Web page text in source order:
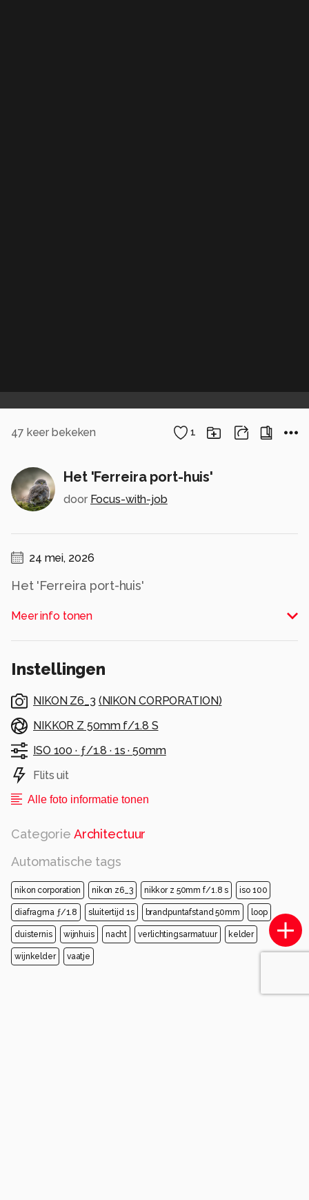
47 keer bekeken 1
Het 'Ferreira port-huis'
door Focus-with-job
24 mei, 2026
Het 'Ferreira port-huis'
Alle rechten voorbehouden
Meer info tonen
Instellingen
NIKON Z6_3 (NIKON CORPORATION)
NIKKOR Z 50mm f/1.8 S
ISO 100 · ƒ/1.8 · 1s ·50mm
Flits uit
Alle foto informatie tonen
Categorie Architectuur
Automatische tags
nikon corporation nikon z6_3 nikkor z 50mm f/1.8 s iso 100
diafragma ƒ/1.8 sluitertijd 1s brandpuntafstand 50mm loop
duisternis wijnhuis nacht verlichtingsarmatuur kelder
wijnkelder vaatje